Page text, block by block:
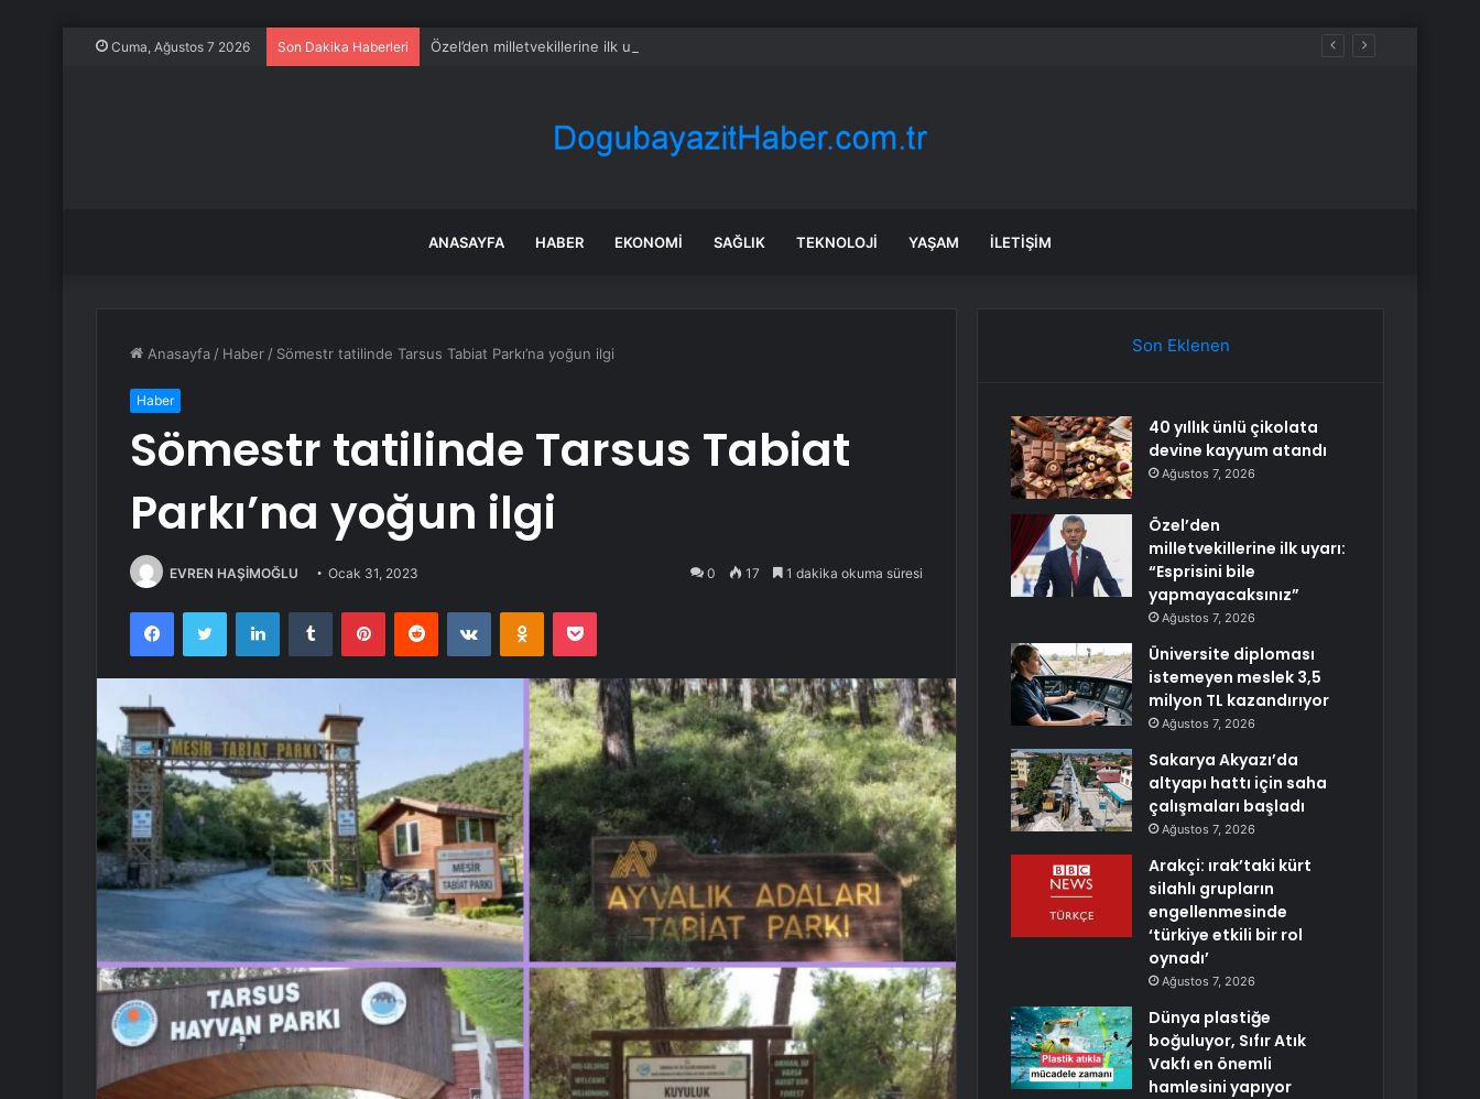
Cuma, Ağustos 7 2026 Son Dakika Haberleri Özel’den milletvekillerine ilk uyarı: “Esprisini bile yapmayacaksınız”
ANASAYFA HABER EKONOMI SAĞLIK TEKNOLOJI YAŞAM İLETIŞIM
Anasayfa / Haber / Sömestr tatilinde Tarsus Tabiat Parkı’na yoğun ilgi
Haber
Sömestr tatilinde Tarsus Tabiat
Parkı’na yoğun ilgi
EVREN HAŞİMOĞLU Ocak 31, 2023 0 17 1 dakika okuma süresi
FacebookTwitter LinkedInTumblr PinterestReddit VKontakteOdnoklassniki
Pocket
Son Eklenen
40 yıllık ünlü çikolata
devine kayyum atandı
Ağustos 7, 2026
Özel’den
milletvekillerine ilk uyarı:
“Esprisini bile
yapmayacaksınız”
Ağustos 7, 2026
Üniversite diploması
istemeyen meslek 3,5
milyon TL kazandırıyor
Ağustos 7, 2026
Sakarya Akyazı’da
altyapı hattı için saha
çalışmaları başladı
Ağustos 7, 2026
Arakçi: ırak’taki kürt
silahlı grupların
engellenmesinde
‘türkiye etkili bir rol
oynadı’
Ağustos 7, 2026
Dünya plastiğe
boğuluyor, Sıfır Atık
Vakfı en önemli
hamlesini yapıyor